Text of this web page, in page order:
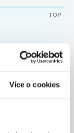
Více o cookies
TOP
výrobou